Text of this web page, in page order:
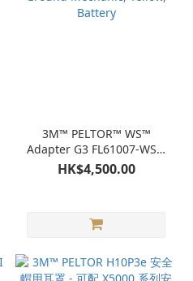
3M™ PELTOR™ WS™
Adapter G3 FL61007-WS7,
Ground Mechanic, Yellow,
Battery
HK$4,500.00